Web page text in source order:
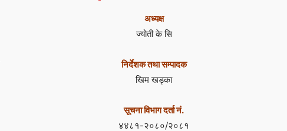
अध्यक्ष
ज्योती के सि
निर्देशक तथा सम्पादक
खिम खड्का
सूचना विभाग दर्ता नं.
४४८१-२०८०/२०८१